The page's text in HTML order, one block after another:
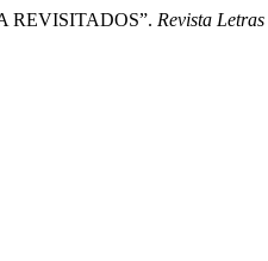
REVISITADOS”. Revista Letras